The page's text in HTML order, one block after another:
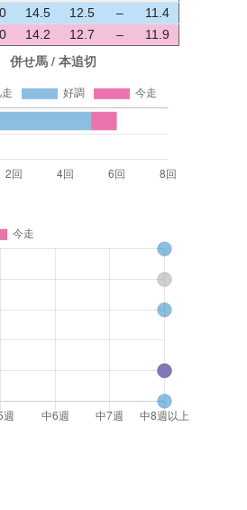
14.5 12.5 –
11.4
14.2 12.7 – 11.9